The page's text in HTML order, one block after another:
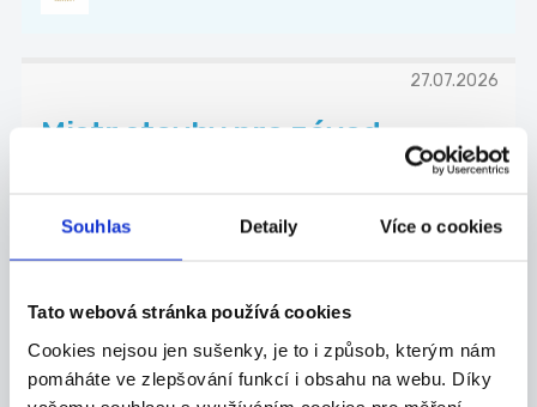
Souhlas Detaily Více o cookies
Tato webová stránka používá cookies
Cookies nejsou jen sušenky, je to i způsob, kterým nám
pomáháte ve zlepšování funkcí i obsahu na webu. Díky
27.07.2026
Mistr stavby pro závod
Celá ČR